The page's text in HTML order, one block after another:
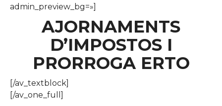
admin_preview_bg=»]
AJORNAMENTS
D’IMPOSTOS I
PRORROGA ERTO
[/av_textblock]
[/av_one_full]